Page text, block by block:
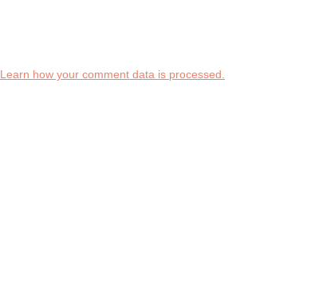
Learn how your comment data is processed.